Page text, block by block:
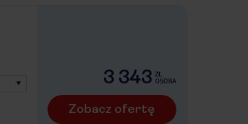
3 343 ZŁ
OSOBA
Zobacz ofertę